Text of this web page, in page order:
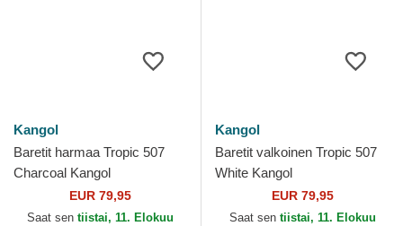
Kangol
Baretit harmaa Tropic 507
Charcoal Kangol
EUR 79,95
Saat sen tiistai, 11. Elokuu
Kangol
Baretit valkoinen Tropic 507
White Kangol
EUR 79,95
Saat sen tiistai, 11. Elokuu